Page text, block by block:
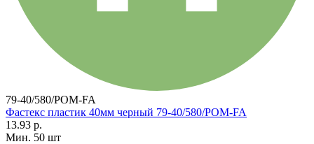
79-40/580/POM-FA
Фастекс пластик 40мм черный 79-40/580/POM-FA
13.93 р.
Мин. 50 шт